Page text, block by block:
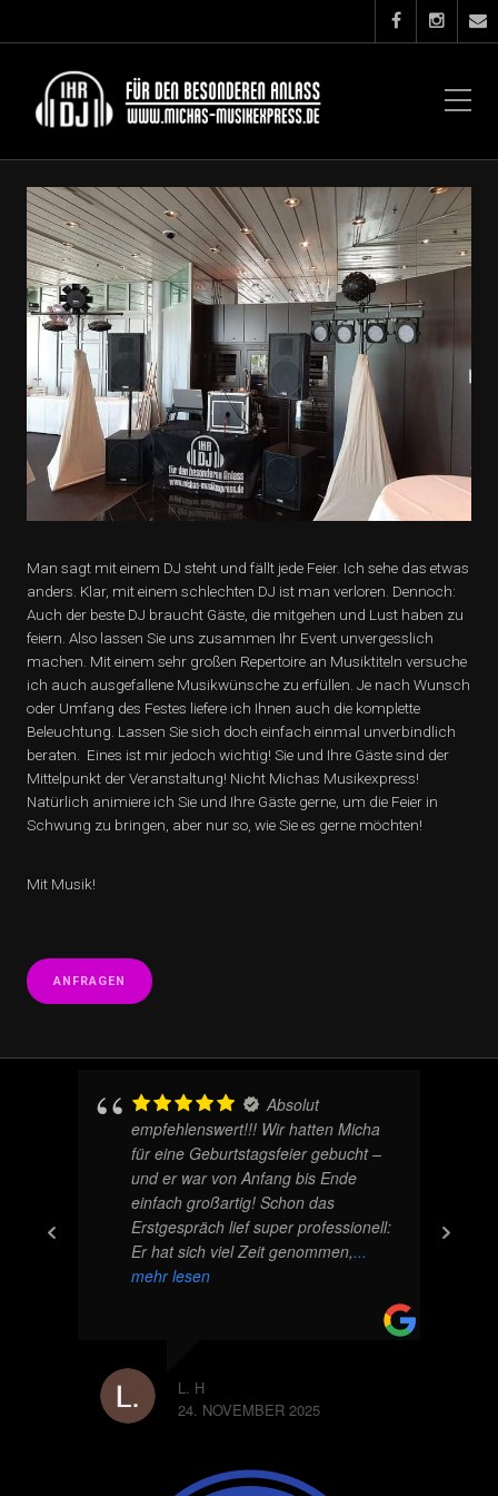
Man sagt mit einem DJ steht und fällt jede Feier. Ich sehe das etwas
anders. Klar, mit einem schlechten DJ ist man verloren. Dennoch:
Auch der beste DJ braucht Gäste, die mitgehen und Lust haben zu
feiern. Also lassen Sie uns zusammen Ihr Event unvergesslich
machen. Mit einem sehr großen Repertoire an Musiktiteln versuche
ich auch ausgefallene Musikwünsche zu erfüllen. Je nach Wunsch
oder Umfang des Festes liefere ich Ihnen auch die komplette
Beleuchtung. Lassen Sie sich doch einfach einmal unverbindlich
beraten. Eines ist mir jedoch wichtig! Sie und Ihre Gäste sind der
Mittelpunkt der Veranstaltung! Nicht Michas Musikexpress!
Natürlich animiere ich Sie und Ihre Gäste gerne, um die Feier in
Schwung zu bringen, aber nur so, wie Sie es gerne möchten!
Mit Musik!
ANFRAGEN
Absolut
empfehlenswert!!! Wir hatten Micha
für eine Geburtstagsfeier gebucht –
und er war von Anfang bis Ende
einfach großartig! Schon das
Erstgespräch lief super professionell:
Er hat sich viel Zeit genommen,...
mehr lesen
L. H
24. NOVEMBER 2025